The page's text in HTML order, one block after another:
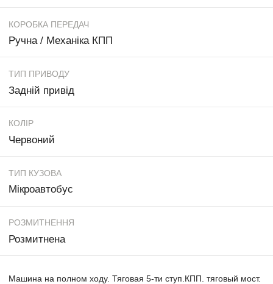
КОРОБКА ПЕРЕДАЧ
Ручна / Механіка КПП
ТИП ПРИВОДУ
Задній привід
КОЛІР
Червоний
ТИП КУЗОВА
Мікроавтобус
РОЗМИТНЕННЯ
Розмитнена
Машина на полном ходу. Тяговая 5-ти ступ.КПП. тяговый мост.